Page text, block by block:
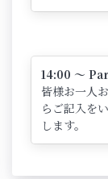
14:00 ～
皆様お一人
らご記入を
します。